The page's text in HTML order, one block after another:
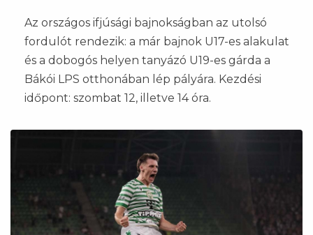
Az országos ifjúsági bajnokságban az utolsó
fordulót rendezik: a már bajnok U17-es alakulat
és a dobogós helyen tanyázó U19-es gárda a
Bákói LPS otthonában lép pályára. Kezdési
időpont: szombat 12, illetve 14 óra.